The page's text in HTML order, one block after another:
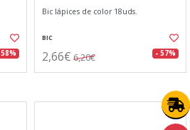
Bic lápices de color 18uds.
BIC
2,66€ 6,20€ - 57%